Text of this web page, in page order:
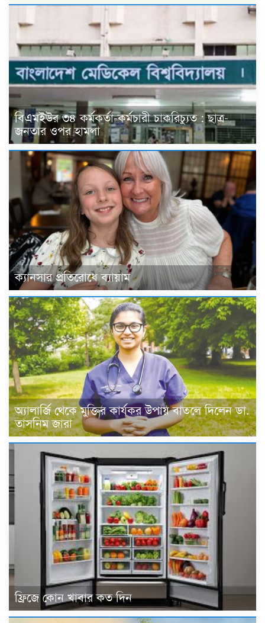
বিএমইউর ৩৪ কর্মকর্তা-কর্মচারী চাকরিচ্যুত : ছাত্র-
জনতার ওপর হামলা
ক্যানসার প্রতিরোধে ব্যায়াম
অ্যালার্জি থেকে মুক্তির কার্যকর উপায় বাতলে দিলেন ডা.
তাসনিম জারা
ফ্রিজে কোন খাবার কত দিন